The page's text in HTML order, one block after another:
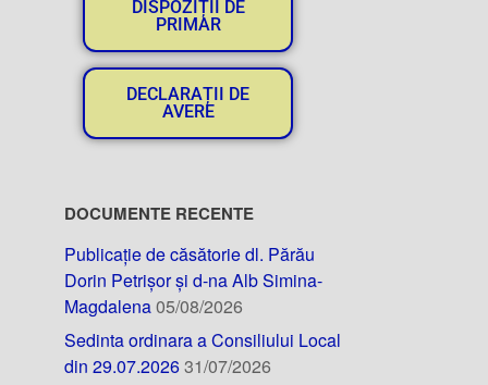
DISPOZIȚII DE
PRIMAR
DECLARAȚII DE
AVERE
DOCUMENTE RECENTE
Publicație de căsătorie dl. Părău
Dorin Petrișor și d-na Alb Simina-
Magdalena05/08/2026
Sedinta ordinara a Consiliului Local
din 29.07.202631/07/2026